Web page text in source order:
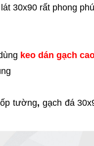
30x90 rất phong
keo dán gạch
tường, gạch đá